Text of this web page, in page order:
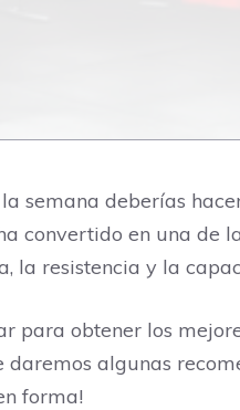
semana deberías
convertido en una
la resistencia y la
para obtener los
algunas
forma!